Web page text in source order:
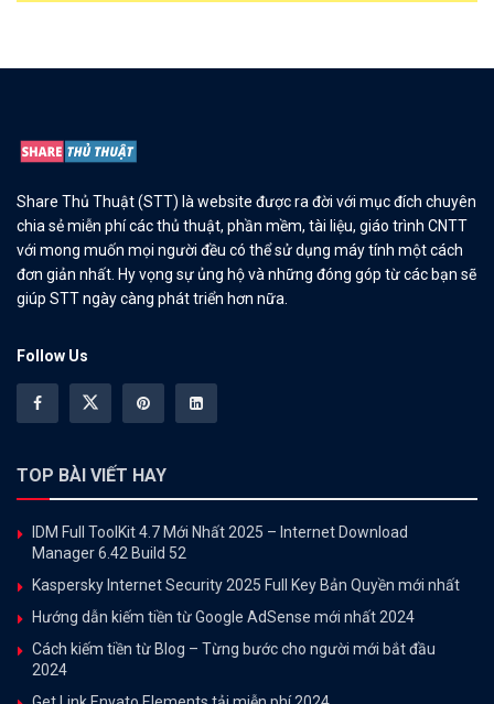
Share Thủ Thuật (STT) là website được ra đời với mục đích chuyên
chia sẻ miễn phí các thủ thuật, phần mềm, tài liệu, giáo trình CNTT
với mong muốn mọi người đều có thể sử dụng máy tính một cách
đơn giản nhất. Hy vọng sự ủng hộ và những đóng góp từ các bạn sẽ
giúp STT ngày càng phát triển hơn nữa.
Follow Us
TOP BÀI VIẾT HAY
IDM Full ToolKit 4.7 Mới Nhất 2025 – Internet Download
Manager 6.42 Build 52
Kaspersky Internet Security 2025 Full Key Bản Quyền mới nhất
Hướng dẫn kiếm tiền từ Google AdSense mới nhất 2024
Cách kiếm tiền từ Blog – Từng bước cho người mới bắt đầu
2024